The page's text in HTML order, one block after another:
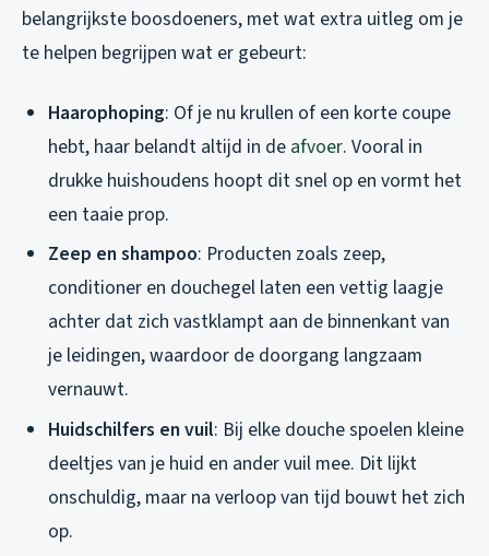
belangrijkste boosdoeners, met wat extra uitleg om je
te helpen begrijpen wat er gebeurt:
Haarophoping: Of je nu krullen of een korte coupe
hebt, haar belandt altijd in de afvoer. Vooral in
drukke huishoudens hoopt dit snel op en vormt het
een taaie prop.
Zeep en shampoo: Producten zoals zeep,
conditioner en douchegel laten een vettig laagje
achter dat zich vastklampt aan de binnenkant van
je leidingen, waardoor de doorgang langzaam
vernauwt.
Huidschilfers en vuil: Bij elke douche spoelen kleine
deeltjes van je huid en ander vuil mee. Dit lijkt
onschuldig, maar na verloop van tijd bouwt het zich
op.